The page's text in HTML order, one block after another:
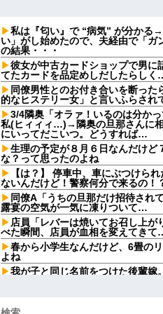
私は『匂い』で “病気” が分かる
い」がし始めたので、夫経由で「
の結果・・・
彼女が中古カードショップで男に
てたカードを品定めしだしたらしく
同僚男性とのお付き合いを断っ
的なヒステリー女」と言いふらされ
3/4隣奥「オラァ！いるのは分か
私(ヒィィィ…)→隣奥の旦那さんに
にいってだこいつ。どうすれば…
生理の予定が８月６日なんだけど
な？って思ったのよね
【は？】 停車中、車にぶつけら
ないんだけど！警察何分で来るの！
同僚A「うちの旦那だけ招待さ
露宴の空気が一気に凍りついて…
店員「レバーは焼いてお召し上
べた瞬間、店員が血相を変えてきて
春から小学生なんだけど、6畳の
よね
我が子と同じ名前をつけた後輩嫁
お腹の中にいる子供が男だと判明
が欲しかったらしく...